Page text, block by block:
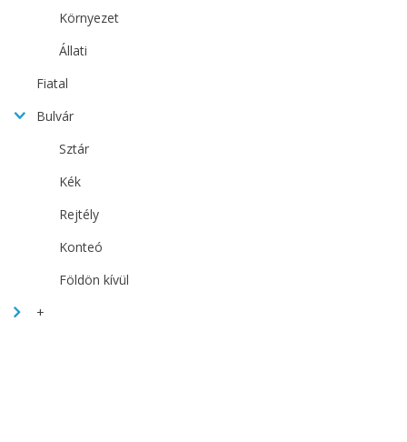
Környezet
Állati
Fiatal
Bulvár
Sztár
Kék
Rejtély
Konteó
Földön kívül
+